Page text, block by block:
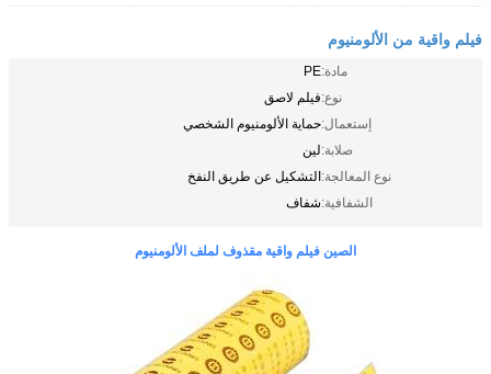
فيلم واقية من الألومنيوم
مادة:PE
نوع:فيلم لاصق
إستعمال:حماية الألومنيوم الشخصي
صلابة:لين
نوع المعالجة:التشكيل عن طريق النفخ
الشفافية:شفاف
الصين فيلم واقية مقذوف لملف الألومنيوم